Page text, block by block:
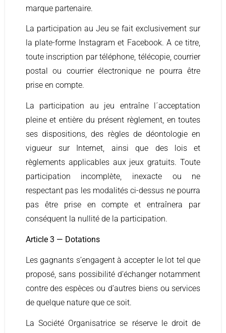
marque partenaire.
La participation au Jeu se fait exclusivement sur
la plate-forme Instagram et Facebook. A ce titre,
toute inscription par téléphone, télécopie, courrier
postal ou courrier électronique ne pourra être
prise en compte.
La participation au jeu entraîne l´acceptation
pleine et entière du présent règlement, en toutes
ses dispositions, des règles de déontologie en
vigueur sur Internet, ainsi que des lois et
règlements applicables aux jeux gratuits. Toute
participation incomplète, inexacte ou ne
respectant pas les modalités ci-dessus ne pourra
pas être prise en compte et entraînera par
conséquent la nullité de la participation.
Article 3 — Dotations
Les gagnants s’engagent à accepter le lot tel que
proposé, sans possibilité d’échanger notamment
contre des espèces ou d’autres biens ou services
de quelque nature que ce soit.
La Société Organisatrice se réserve le droit de